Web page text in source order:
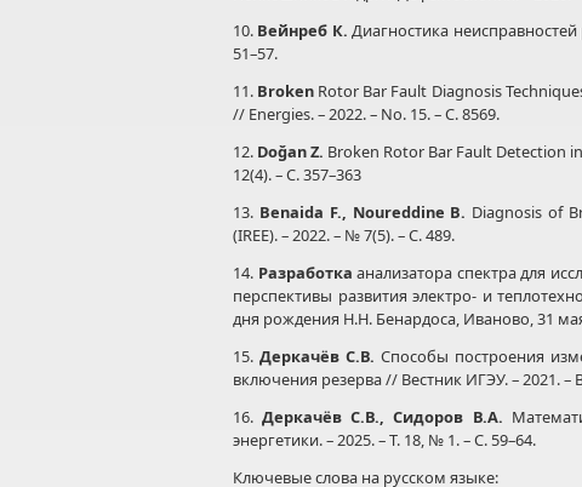
10. Вейнреб К. Диагностика
51–57.
11. Broken Rotor Bar Fault Diagnosis
// Energies. – 2022. – No. 15. – С. 8569.
12. Doğan Z. Broken Rotor Bar Fault Detection
12(4). – С. 357–363
13. Benaida F., Noureddine B. Diagnosis of
(IREE). – 2022. – № 7(5). – С. 489.
14. Разработка анализатора спектра для
перспективы развития электро- и
дня рождения Н.Н. Бенардоса, Иваново, 31
15.Деркачёв С.В. Способы построения
включения резерва // Вестник ИГЭУ. – 2021. –
16.Деркачёв С.В., Сидоров В.А.
энергетики. – 2025. – Т. 18, № 1. – С. 59–64.
Ключевые слова на русском языке: